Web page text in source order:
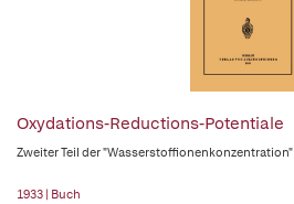
Oxydations-Reductions-Potentiale
Zweiter Teil der "Wasserstoffionenkonzentration"
1933 | Buch